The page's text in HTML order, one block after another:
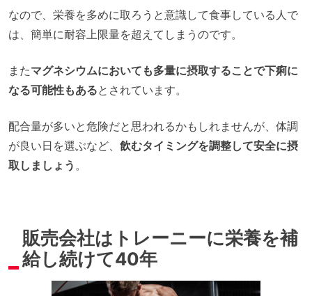
なので、栄養を多めに取ろうと意識して食事している人で
は、簡単に耐容上限量を超えてしまうのです。
またマグネシウムにおいても多量に摂取することで下痢に
なる可能性もあるとされています。
配合量が多いと危険だと思われるかもしれませんが、体調
が良い日を選ぶなど、 飲むタイミングを調整して安全に摂
取しましょう 。
販売会社はトレーニーに栄養を補
給し続けて40年